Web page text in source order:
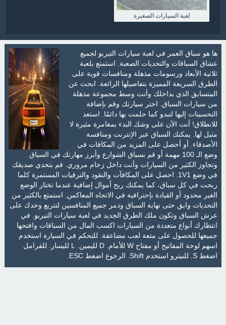
لعبة السيارات الصغيرة
ها هو سباق العمر في لعبة سيارات التيربو لجميع
عشاق السباقات والتحديات الصعبة. استمتع بلعبة
ثلاثية الأبعاد ورسومات مذهلة ومنافسات قوية على
الطرق السريعة المميزة بتفاصيلها الرائعة. ابحث عن
المتسابق الذي بداخلك وأنت وسط مجموعة مذهلة
من سيارات السباق. اختر سيارتك وقم بإضافة
التحسينات إليها لتبدو كما حلمت بها دائمًا. استعد
للانطلاق! أنت الآن على وشك البدء بمغامرة مثيرة لا
مثيل لها. يمكنك السباق عبر الإنترنت ومنافسة
الأصدقاء. أو أحصل على المزيد من المكافات في
وضع الـ 100 مهمة أو قم بسباق الشوارع وأبرز مهارتك في السباق
وتجاوز الكثير من السيارات وأنت داخل زحام مروري. قم بتحدي صديقك
في وضع 1V1. احصل على المكافآت والنقود والترقيات المستمرة كلما
ربحت في كل سباق، كما يمكنك ربح أموال إضافية عندما تختار الوضع
الغير محدود أو القيادة بإحترافية في الاتجاه المعاكس. استمتع بالكثير من
التحديات وابق حتى نهاية السباق ودمر جميع المنافسين لتتربع وحدك على
عرش السباق وتكون ملك الطرق الجديد في لعبة سيارات التيربو. في
انتظارك أنواع متعددة من السيارات اكسب المال من السباقات وافتحها
جميعها للحصول على متعة لعب مضاعفة. للتحكم في السيارة استخدم
اسهم لوحة المفاتيح أو مفتاح W للأمام. D لليمين. L لليسار. للفرامل
اضغط S. للنيترو استخدم Shift. الرجوع اضغط ESC.